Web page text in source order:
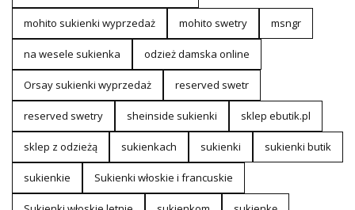
mohito sukienki wyprzedaż mohito swetry msngr
na wesele sukienka odzież damska online
Orsay sukienki wyprzedaż reserved swetr
reserved swetry sheinside sukienki sklep ebutik.pl
sklep z odzieżą sukienkach sukienki sukienki butik
sukienkie Sukienki włoskie i francuskie